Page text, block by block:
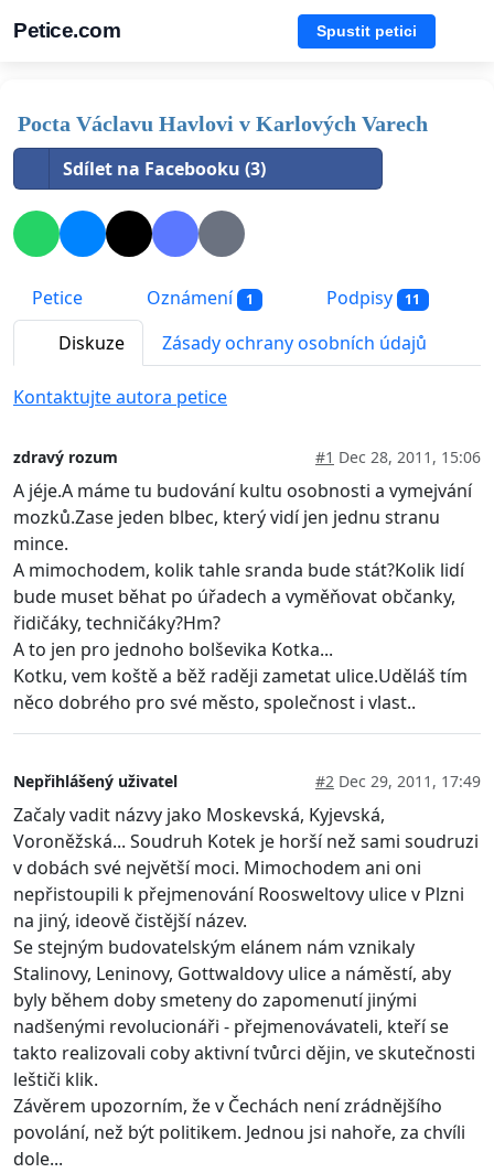
Petice.com Spustit petici
Pocta Václavu Havlovi v Karlových Varech
Sdílet na Facebooku (3)
Petice Oznámení 1 Podpisy 11
Diskuze Zásady ochrany osobních údajů
Kontaktujte autora petice
zdravý rozum #1 Dec 28, 2011, 15:06
A jéje.A máme tu budování kultu osobnosti a vymejvání
mozků.Zase jeden blbec, který vidí jen jednu stranu
mince.
A mimochodem, kolik tahle sranda bude stát?Kolik lidí
bude muset běhat po úřadech a vyměňovat občanky,
řidičáky, techničáky?Hm?
A to jen pro jednoho bolševika Kotka...
Kotku, vem koště a běž raději zametat ulice.Uděláš tím
něco dobrého pro své město, společnost i vlast..
Nepřihlášený uživatel #2 Dec 29, 2011, 17:49
Začaly vadit názvy jako Moskevská, Kyjevská,
Voroněžská... Soudruh Kotek je horší než sami soudruzi
v dobách své největší moci. Mimochodem ani oni
nepřistoupili k přejmenování Roosweltovy ulice v Plzni
na jiný, ideově čistější název.
Se stejným budovatelským elánem nám vznikaly
Stalinovy, Leninovy, Gottwaldovy ulice a náměstí, aby
byly během doby smeteny do zapomenutí jinými
nadšenými revolucionáři - přejmenovávateli, kteří se
takto realizovali coby aktivní tvůrci dějin, ve skutečnosti
leštiči klik.
Závěrem upozorním, že v Čechách není zrádnějšího
povolání, než být politikem. Jednou jsi nahoře, za chvíli
dole...